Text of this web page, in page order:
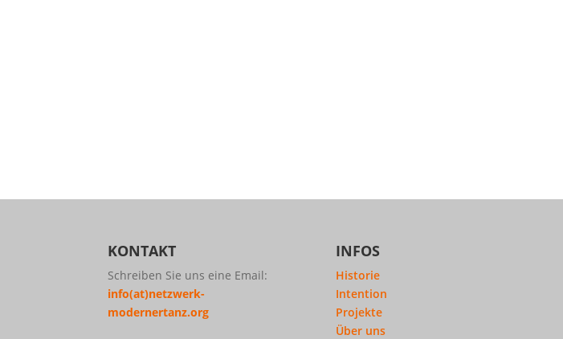
KONTAKT
Schreiben Sie uns eine Email:
info(at)netzwerk-
modernertanz.org
INFOS
Historie
Intention
Projekte
Über uns